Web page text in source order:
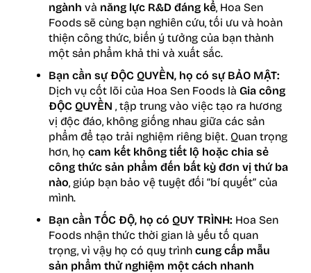
ngành và năng lực R&D đáng kể, Hoa Sen
Foods sẽ cùng bạn nghiên cứu, tối ưu và hoàn
thiện công thức, biến ý tưởng của bạn thành
một sản phẩm khả thi và xuất sắc.
Bạn cần sự ĐỘC QUYỀN, họ có sự BẢO MẬT:
Dịch vụ cốt lõi của Hoa Sen Foods là Gia công
ĐỘC QUYỀN , tập trung vào việc tạo ra hương
vị độc đáo, không giống nhau giữa các sản
phẩm để tạo trải nghiệm riêng biệt. Quan trọng
hơn, họ cam kết không tiết lộ hoặc chia sẻ
công thức sản phẩm đến bất kỳ đơn vị thứ ba
nào, giúp bạn bảo vệ tuyệt đối “bí quyết” của
mình.
Bạn cần TỐC ĐỘ, họ có QUY TRÌNH: Hoa Sen
Foods nhận thức thời gian là yếu tố quan
trọng, vì vậy họ có quy trình cung cấp mẫu
sản phẩm thử nghiệm một cách nhanh